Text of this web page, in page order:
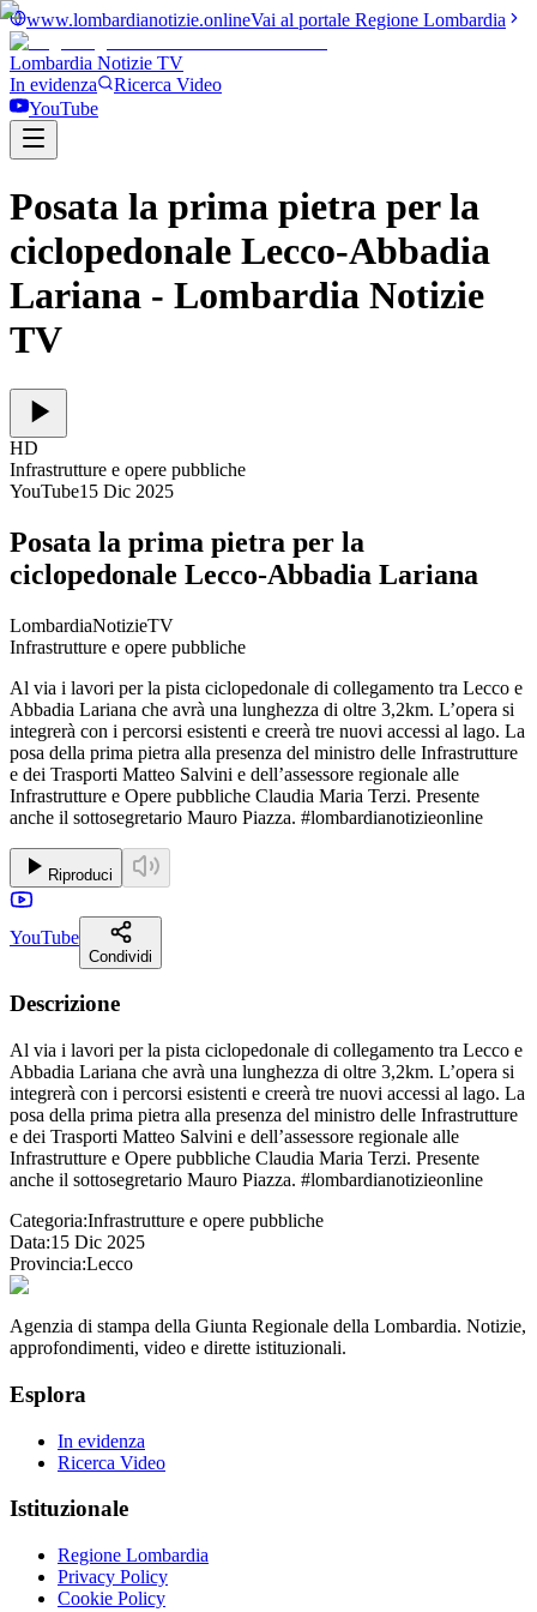
www.lombardianotizie.onlineVai al portale Regione Lombardia
Lombardia Notizie TV
In evidenza
Ricerca Video
YouTube
Posata la prima pietra per la
ciclopedonale Lecco-Abbadia
Lariana - Lombardia Notizie
TV
HD
Infrastrutture e opere pubbliche
YouTube15 Dic 2025
Posata la prima pietra per la
ciclopedonale Lecco-Abbadia Lariana
LombardiaNotizieTV
Infrastrutture e opere pubbliche
Al via i lavori per la pista ciclopedonale di collegamento tra Lecco e
Abbadia Lariana che avrà una lunghezza di oltre 3,2km. L’opera si
integrerà con i percorsi esistenti e creerà tre nuovi accessi al lago. La
posa della prima pietra alla presenza del ministro delle Infrastrutture
e dei Trasporti Matteo Salvini e dell’assessore regionale alle
Infrastrutture e Opere pubbliche Claudia Maria Terzi. Presente
anche il sottosegretario Mauro Piazza. #lombardianotizieonline
Riproduci
YouTube
Condividi
Descrizione
Al via i lavori per la pista ciclopedonale di collegamento tra Lecco e
Abbadia Lariana che avrà una lunghezza di oltre 3,2km. L’opera si
integrerà con i percorsi esistenti e creerà tre nuovi accessi al lago. La
posa della prima pietra alla presenza del ministro delle Infrastrutture
e dei Trasporti Matteo Salvini e dell’assessore regionale alle
Infrastrutture e Opere pubbliche Claudia Maria Terzi. Presente
anche il sottosegretario Mauro Piazza. #lombardianotizieonline
Categoria:Infrastrutture e opere pubbliche
Data:15 Dic 2025
Provincia:Lecco
Agenzia di stampa della Giunta Regionale della Lombardia. Notizie,
approfondimenti, video e dirette istituzionali.
Esplora
In evidenza
Ricerca Video
Istituzionale
Regione Lombardia
Privacy Policy
Cookie Policy